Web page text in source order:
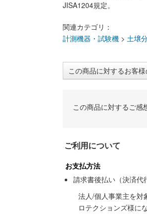
JISA1204規定。
関連カテゴリ：
計測機器・試験機 > 土壌
この商品に対するお客
この商品に対するご感
ご利用について
お支払方法
請求書後払い（決済代
法人/個人事業主を対
ロテクションズ様に